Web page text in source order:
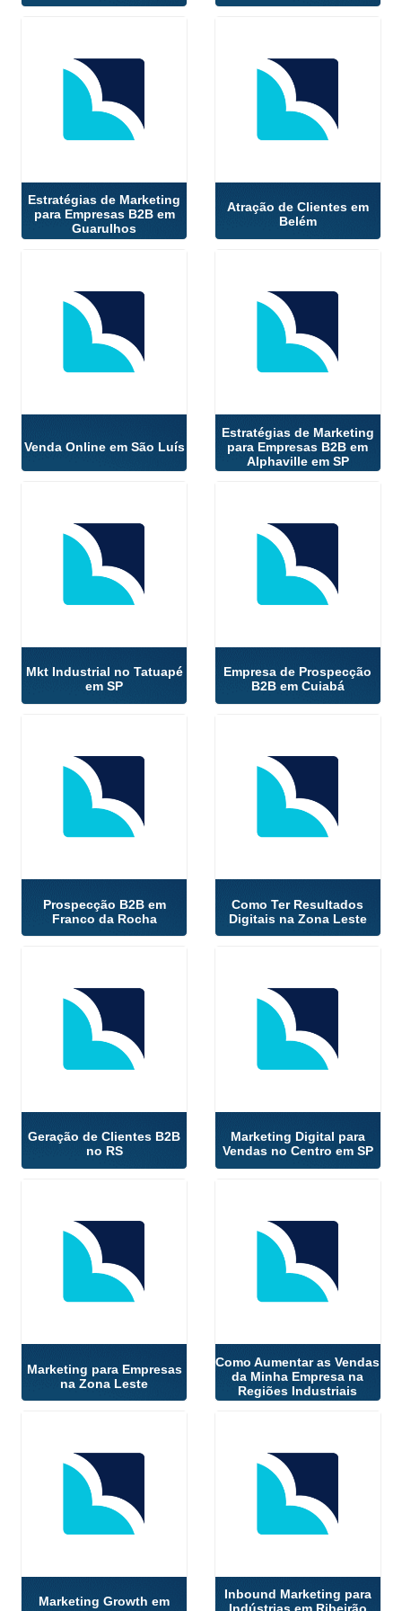
Estratégias de Marketing
para Empresas B2B em
Guarulhos
Atração de Clientes em
Belém
Venda Online em São Luís
Estratégias de Marketing
para Empresas B2B em
Alphaville em SP
Mkt Industrial no Tatuapé
em SP
Empresa de Prospecção
B2B em Cuiabá
Prospecção B2B em
Franco da Rocha
Como Ter Resultados
Digitais na Zona Leste
Geração de Clientes B2B
no RS
Marketing Digital para
Vendas no Centro em SP
Marketing para Empresas
na Zona Leste
Como Aumentar as Vendas
da Minha Empresa na
Regiões Industriais
Marketing Growth em
Inbound Marketing para